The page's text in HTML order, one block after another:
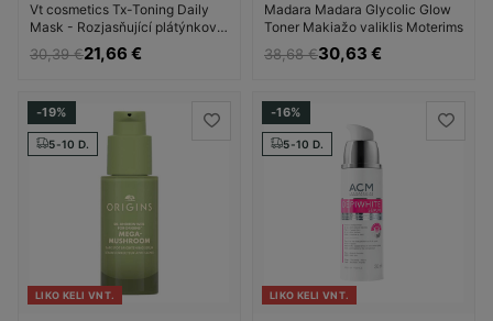
Vt cosmetics Tx-Toning Daily
Mask - Rozjasňující plátýnková
maska ( 30 ks ) Drėkinamasis
veido kremas Moterims
30,39 €21,66 €
Madara Madara Glycolic Glow
Toner Makiažo valiklis Moterims
38,68 €30,63 €
-19%
5-10 D.
LIKO KELI VNT.
-16%
5-10 D.
LIKO KELI VNT.